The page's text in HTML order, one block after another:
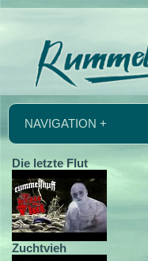
NAVIGATION +
Die letzte Flut
Zuchtvieh